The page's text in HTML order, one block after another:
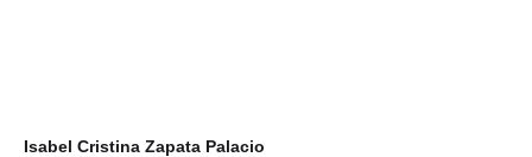
Isabel Cristina Zapata Palacio